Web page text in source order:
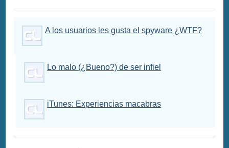
A los usuarios les gusta el spyware ¿WTF?
Lo malo (¿Bueno?) de ser infiel
iTunes: Experiencias macabras